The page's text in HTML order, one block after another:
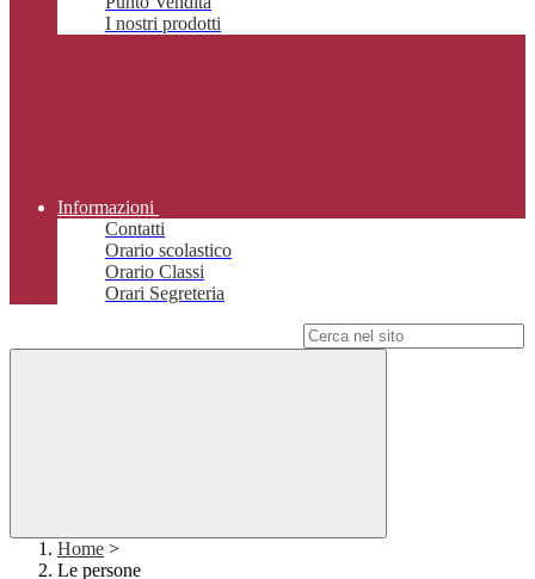
I nostri prodotti
Informazioni
Contatti
Orario scolastico
Orario Classi
Orari Segreteria
Home >
Le persone